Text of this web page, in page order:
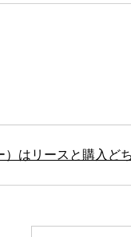
はリースと購入ど